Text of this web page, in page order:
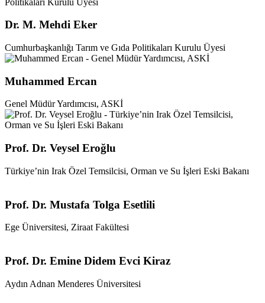
Dr. M. Mehdi Eker
Cumhurbaşkanlığı Tarım ve Gıda Politikaları Kurulu Üyesi
Muhammed Ercan
Genel Müdür Yardımcısı, ASKİ
Prof. Dr. Veysel Eroğlu
Türkiye’nin Irak Özel Temsilcisi, Orman ve Su İşleri Eski Bakanı
Prof. Dr. Mustafa Tolga Esetlili
Ege Üniversitesi, Ziraat Fakültesi
Prof. Dr. Emine Didem Evci Kiraz
Aydın Adnan Menderes Üniversitesi